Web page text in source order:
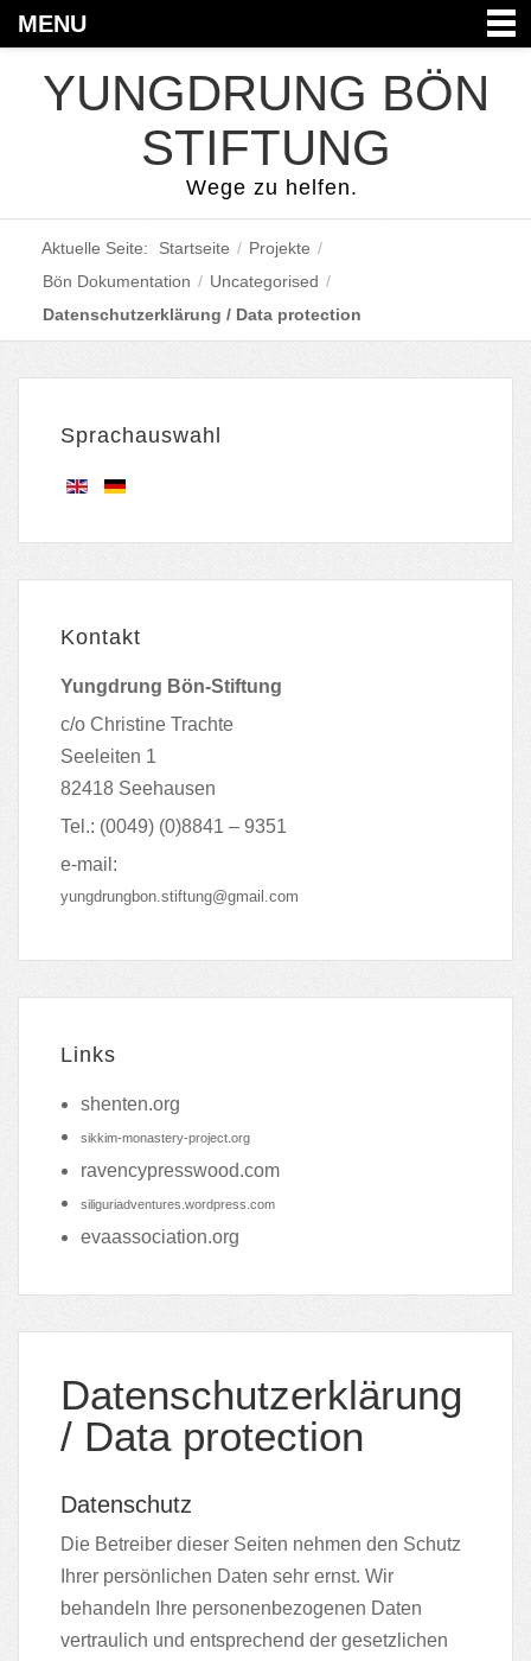
MENU
YUNGDRUNG BÖN
STIFTUNG
Wege zu helfen.
Aktuelle Seite: Startseite / Projekte /
Bön Dokumentation / Uncategorised /
Datenschutzerklärung / Data protection
Sprachauswahl
Kontakt
Yungdrung Bön-Stiftung
c/o Christine Trachte
Seeleiten 1
82418 Seehausen
Tel.: (0049) (0)8841 – 9351
e-mail:
yungdrungbon.stiftung@gmail.com
Links
shenten.org
sikkim-monastery-project.org
ravencypresswood.com
siliguriadventures.wordpress.com
evaassociation.org
Datenschutzerklärung
/ Data protection
Datenschutz
Die Betreiber dieser Seiten nehmen den Schutz
Ihrer persönlichen Daten sehr ernst. Wir
behandeln Ihre personenbezogenen Daten
vertraulich und entsprechend der gesetzlichen